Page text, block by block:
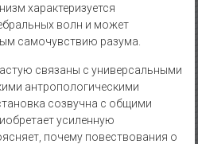
характеризуется
волн и может
самочувствию разума.
связаны с универсальными
антропологическими
созвучна с общими
усиленную
почему повествования о